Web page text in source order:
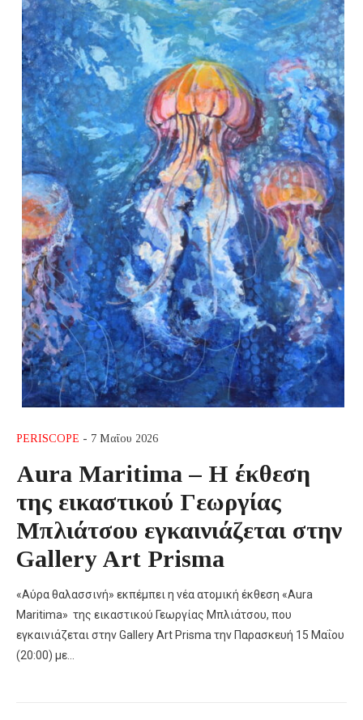
PERISCOPE - 7 Μαΐου 2026
Aura Maritima – Η έκθεση
της εικαστικού Γεωργίας
Μπλιάτσου εγκαινιάζεται στην
Gallery Art Prisma
«Αύρα θαλασσινή» εκπέμπει η νέα ατομική έκθεση «Aura
Maritima» της εικαστικού Γεωργίας Μπλιάτσου, που
εγκαινιάζεται στην Gallery Art Prisma την Παρασκευή 15 Μαΐου
(20:00) με…